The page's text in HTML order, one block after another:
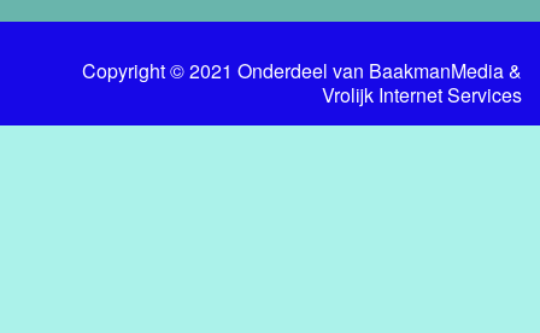
Copyright © 2021 Onderdeel van BaakmanMedia&
Vrolijk Internet Services